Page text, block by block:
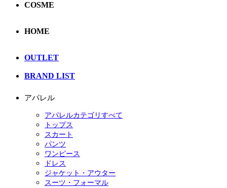
COSME
HOME
OUTLET
BRAND LIST
アパレル
アパレルカテゴリすべて
トップス
スカート
パンツ
ワンピース
ドレス
ジャケット・アウター
スーツ・フォーマル